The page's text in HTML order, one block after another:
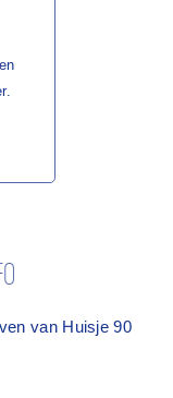
van Huisje 90